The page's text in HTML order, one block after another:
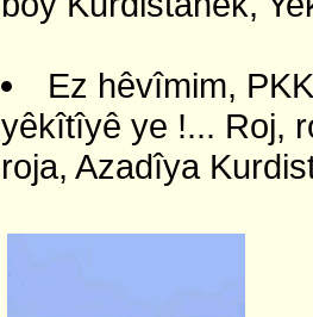
Ez hêvîmim,
yêkîtîyê ye !... Roj,
roja, Azadîya